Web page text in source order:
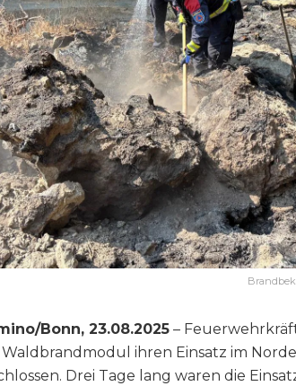
Bonn, 23.08.2025 –
ihren Einsatz im
Drei Tage lang waren die